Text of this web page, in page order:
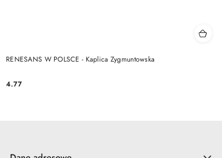
RENESANS W POLSCE - Kaplica Zygmuntowska
Cena:
4.77